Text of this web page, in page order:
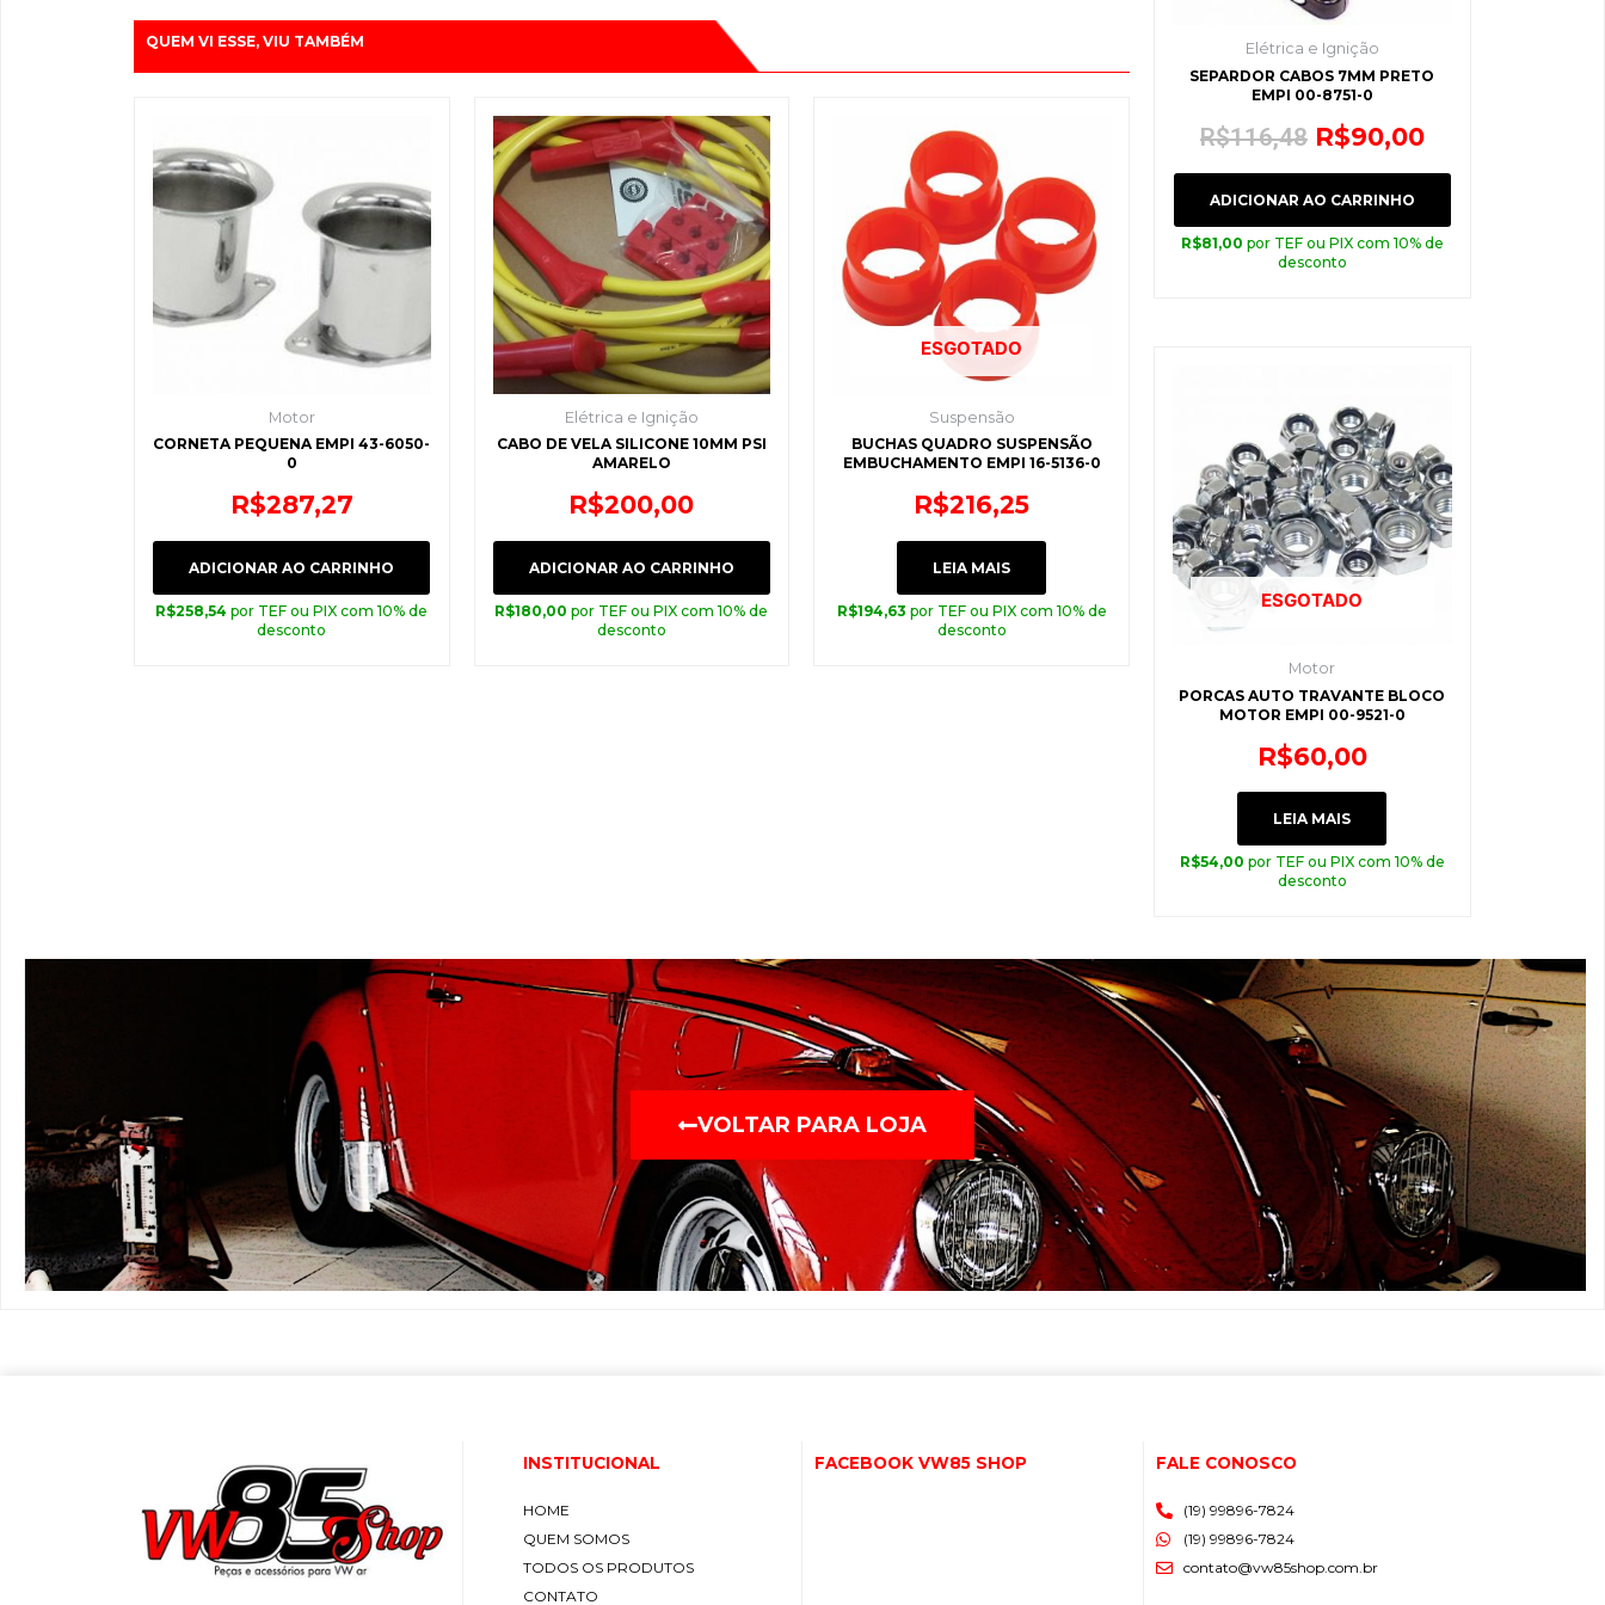
QUEM VI ESSE, VIU TAMBÉM
Motor
CORNETA PEQUENA EMPI 43-6050-
0
R$287,27
ADICIONAR AO CARRINHO
R$258,54 por TEF ou PIX com 10% de
desconto
Elétrica e Ignição
CABO DE VELA SILICONE 10MM PSI
AMARELO
R$200,00
ADICIONAR AO CARRINHO
R$180,00 por TEF ou PIX com 10% de
desconto
ESGOTADO
Suspensão
BUCHAS QUADRO SUSPENSÃO
EMBUCHAMENTO EMPI 16-5136-0
R$216,25
LEIA MAIS
R$194,63 por TEF ou PIX com 10% de
desconto
Elétrica e Ignição
SEPARDOR CABOS 7MM PRETO
EMPI 00-8751-0
R$116,48 R$90,00
ADICIONAR AO CARRINHO
R$81,00 por TEF ou PIX com 10% de
desconto
ESGOTADO
Motor
PORCAS AUTO TRAVANTE BLOCO
MOTOR EMPI 00-9521-0
R$60,00
LEIA MAIS
R$54,00 por TEF ou PIX com 10% de
desconto
VOLTAR PARA LOJA
INSTITUCIONAL
HOME
QUEM SOMOS
TODOS OS PRODUTOS
CONTATO
FACEBOOK VW85 SHOP FALE CONOSCO
(19) 99896-7824
(19) 99896-7824
contato@vw85shop.com.br